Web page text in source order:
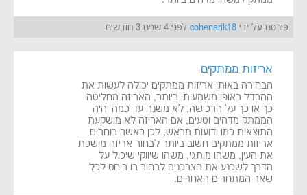
פורסם על ידי cohenarik18 לפני 4 שנים 3 חודשים
אריזות ממתקים
הבחירה באותן אריזות ממתקים יכולה לעשות את
ההבדל באופן משמעותי ביותר, האריזה מחליטה
כך או כך על הרכישה, לא משנה עד כמה יהיה
הממתק מדהים וטעים, אם האריזה לא מושקעת
התוצאות כמו ידועות מראש, לכן כאשר בוחרים
אריזות ממתקים חשוב ביותר לבחור אריזה מושכת
את העין, משהו מותגי, משהו שיווקי שיכול על
הדרך לשכנע את הצרכנים לבחור בו ביחס לכל
שאר המתחרים האחרים.